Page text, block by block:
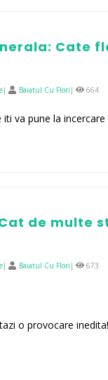
Cate
| Baiatul Cu Flori | 664
va pune la
de multe
| Baiatul Cu Flori | 673
o provocare